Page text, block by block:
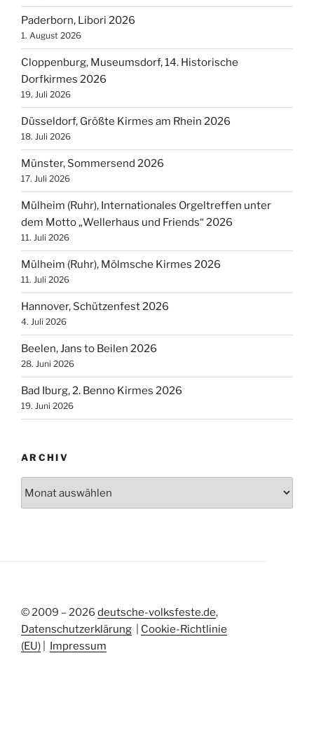
Paderborn, Libori 2026
1. August 2026
Cloppenburg, Museumsdorf, 14. Historische
Dorfkirmes 2026
19. Juli 2026
Düsseldorf, Größte Kirmes am Rhein 2026
18. Juli 2026
Münster, Sommersend 2026
17. Juli 2026
Mülheim (Ruhr), Internationales Orgeltreffen unter
dem Motto „Wellerhaus und Friends“ 2026
11. Juli 2026
Mülheim (Ruhr), Mölmsche Kirmes 2026
11. Juli 2026
Hannover, Schützenfest 2026
4. Juli 2026
Beelen, Jans to Beilen 2026
28. Juni 2026
Bad Iburg, 2. Benno Kirmes 2026
19. Juni 2026
ARCHIV
© 2009 – 2026 deutsche-volksfeste.de,
Datenschutzerklärung
Cookie-Richtlinie
(EU)
Impressum